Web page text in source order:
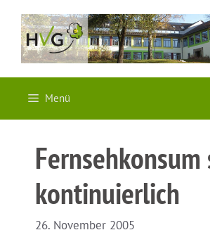
Inhalt
springen
Menü
kontinuierlich
26. November 2005